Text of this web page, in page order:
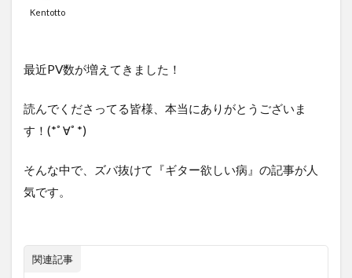
Kentotto
最近PV数が増えてきました！
読んでくださってる皆様、本当にありがとうございま
す！(*ﾟ∀ﾟ*)
そんな中で、ズバ抜けて『ギター欲しい病』の記事が人
気です。
関連記事